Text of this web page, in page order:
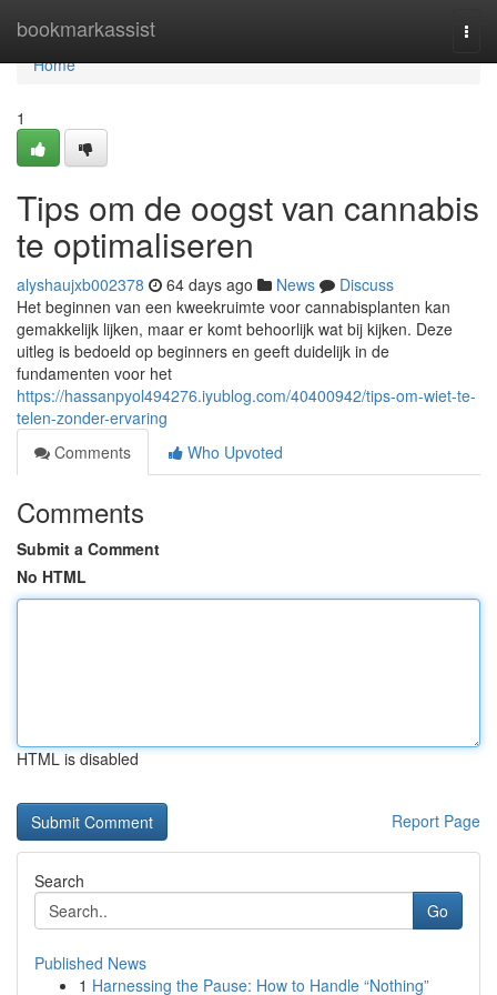
bookmarkassist
Home
Home
1
Tips om de oogst van cannabis
te optimaliseren
alyshaujxb002378 64 days ago News
Discuss
Het beginnen van een kweekruimte voor cannabisplanten kan
gemakkelijk lijken, maar er komt behoorlijk wat bij kijken. Deze
uitleg is bedoeld op beginners en geeft duidelijk in de
fundamenten voor het
https://hassanpyol494276.iyublog.com/40400942/tips-om-wiet-te-
telen-zonder-ervaring
Comments
Who Upvoted
Comments
Submit a Comment
No HTML
HTML is disabled
Report Page
Search
Go
Published News
1 Harnessing the Pause: How to Handle “Nothing”